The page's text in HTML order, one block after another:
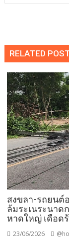
RELATED
สงขลา-รถยนต์
ล้มระเนระนาด
หาดใหญ่ เดือด
23/06/2026